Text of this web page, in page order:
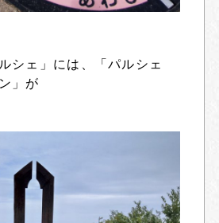
シェ」には、「パルシェ
」が